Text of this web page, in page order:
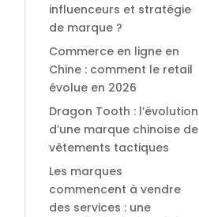
influenceurs et stratégie
de marque ?
Commerce en ligne en
Chine : comment le retail
évolue en 2026
Dragon Tooth : l’évolution
d’une marque chinoise de
vêtements tactiques
Les marques
commencent à vendre
des services : une